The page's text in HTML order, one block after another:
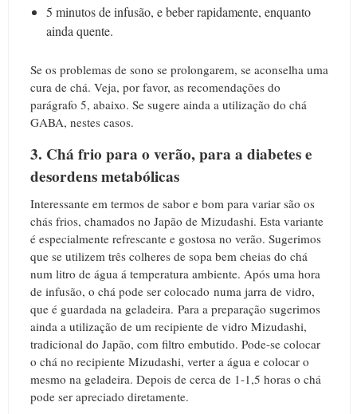
5 minutos de infusão, e beber rapidamente, enquanto
ainda quente.
Se os problemas de sono se prolongarem, se aconselha uma
cura de chá. Veja, por favor, as recomendações do
parágrafo 5, abaixo. Se sugere ainda a utilização do chá
GABA, nestes casos.
3. Chá frio para o verão, para a diabetes e
desordens metabólicas
Interessante em termos de sabor e bom para variar são os
chás frios, chamados no Japão de Mizudashi. Esta variante
é especialmente refrescante e gostosa no verão. Sugerimos
que se utilizem três colheres de sopa bem cheias do chá
num litro de água á temperatura ambiente. Após uma hora
de infusão, o chá pode ser colocado numa jarra de vidro,
que é guardada na geladeira. Para a preparação sugerimos
ainda a utilização de um recipiente de vidro Mizudashi,
tradicional do Japão, com filtro embutido. Pode-se colocar
o chá no recipiente Mizudashi, verter a água e colocar o
mesmo na geladeira. Depois de cerca de 1-1,5 horas o chá
pode ser apreciado diretamente.